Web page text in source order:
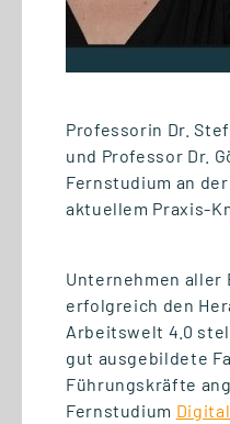
Professorin Dr.
und Professor Dr.
Fernstudium an
aktuellem Praxis-
Unternehmen aller
erfolgreich den
Arbeitswelt 4.0
gut ausgebildete
Führungskräfte
Fernstudium